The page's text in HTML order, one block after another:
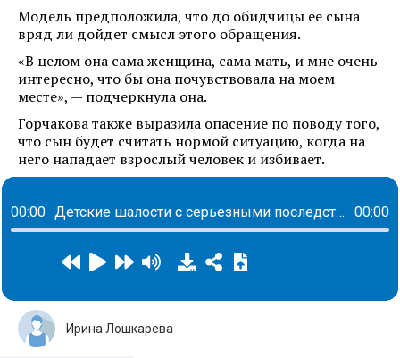
Модель предположила, что до обидчицы ее сына
вряд ли дойдет смысл этого обращения.
«В целом она сама женщина, сама мать, и мне очень
интересно, что бы она почувствовала на моем
месте», — подчеркнула она.
Горчакова также выразила опасение по поводу того,
что сын будет считать нормой ситуацию, когда на
него нападает взрослый человек и избивает.
00:00 Детские шалости с серьезными последствиями: избит сын Стаса Пьехи 00:00
Ирина Лошкарева